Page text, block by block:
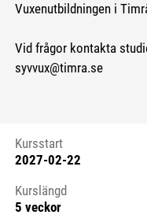
Vuxenutbildningen i
Vid frågor kontakta
syvvux@timra.se
Kursstart 6271984
Kursstart
2027-02-22
Kurslängd
5 veckor